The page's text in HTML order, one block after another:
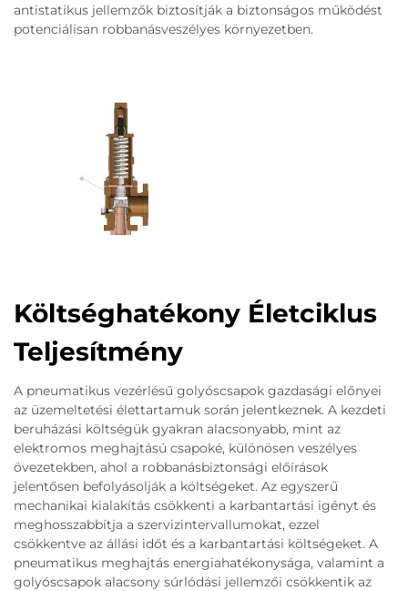
antistatikus jellemzők biztosítják a biztonságos működést
potenciálisan robbanásveszélyes környezetben.
Költséghatékony Életciklus
Teljesítmény
A pneumatikus vezérlésű golyóscsapok gazdasági előnyei
az üzemeltetési élettartamuk során jelentkeznek. A kezdeti
beruházási költségük gyakran alacsonyabb, mint az
elektromos meghajtású csapoké, különösen veszélyes
övezetekben, ahol a robbanásbiztonsági előírások
jelentősen befolyásolják a költségeket. Az egyszerű
mechanikai kialakítás csökkenti a karbantartási igényt és
meghosszabbítja a szervizintervallumokat, ezzel
csökkentve az állási időt és a karbantartási költségeket. A
pneumatikus meghajtás energiahatékonysága, valamint a
golyóscsapok alacsony súrlódási jellemzői csökkentik az